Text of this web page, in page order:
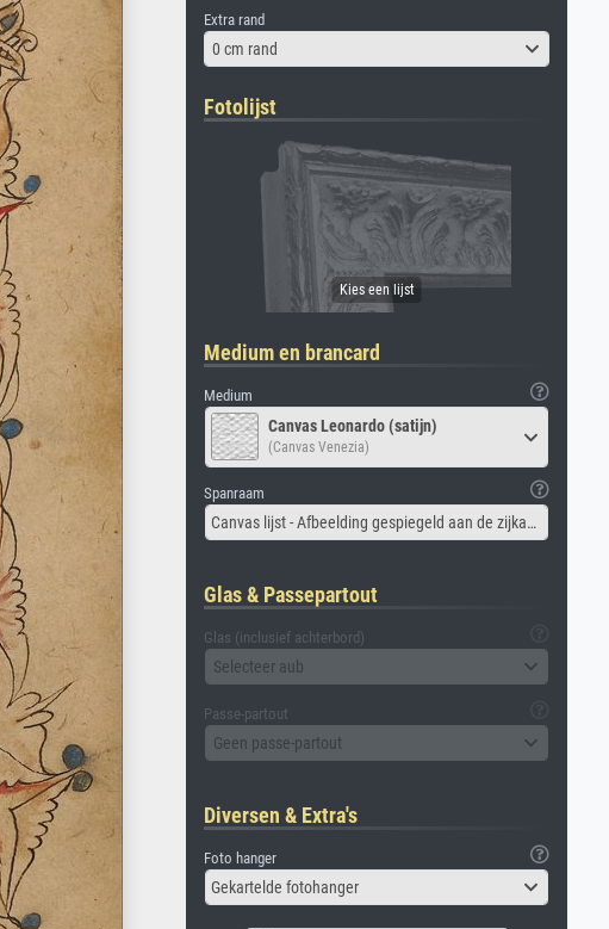
Extra rand
0 cm rand
Fotolijst
Medium en brancard
Medium
Canvas Leonardo (satijn)
(Canvas Venezia)
Spanraam
Canvas lijst - Afbeelding gespiegeld aan de zijkant
Glas & Passepartout
Glas (inclusief achterbord)
Selecteer aub
Passe-partout
Geen passe-partout
Diversen & Extra's
Foto hanger
Gekartelde fotohanger